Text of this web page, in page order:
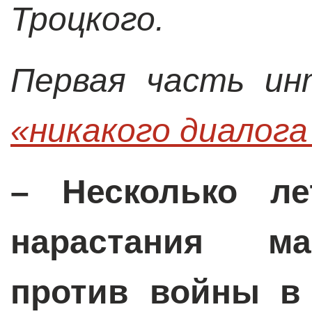
Троцкого.
Первая часть
«никакого
– Несколько
нарастания
против войны